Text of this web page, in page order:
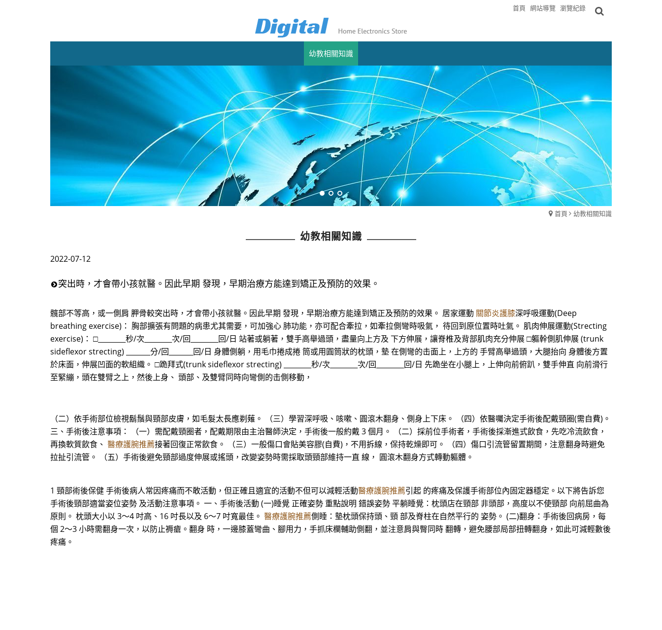
首頁 網站導覽 瀏覽紀錄
幼教相關知識
首頁 幼教相關知識
幼教相關知識
2022-07-12
突出時，才會帶小孩就醫。因此早期 發現，早期治療方能達到矯正及預防的效果。
髖部不等高，或一側肩 胛骨較突出時，才會帶小孩就醫。因此早期 發現，早期治療方能達到矯正及預防的效果。 居家運動 關節炎護膝深呼吸運動(Deep
breathing exercise)： 胸部擴張有問題的病患尤其需要，可加強心 肺功能，亦可配合牽拉，如牽拉側彎時吸氣， 待回到原位置時吐氣。 肌肉伸展運動(Strecting
exercise)： □________秒/次________次/回________回/日 站著或躺著，雙手高舉過頭，盡量向上方及 下方伸展，讓脊椎及背部肌肉充分伸展 □軀幹側肌伸展 (trunk
sideflexor strecting) _______分/回_______回/日 身體側躺，用毛巾捲成捲 筒或用圓筒狀的枕頭，墊 在側彎的击面上，上方的 手臂高舉過頭，大腿抬向 身體後方置
於床面，伸展凹面的軟組織。 □跪拜式(trunk sideflexor strecting) ________秒/次________次/回________回/日 先跪坐在小腿上，上伸向前俯趴，雙手伸直 向前滑行
至緊繃，頭在雙臂之上，然後上身、 頭部、及雙臂同時向彎側的击側移動，
（二）依手術部位檢視鬍鬚與頸部皮膚，如毛髮太長應剃薙。 （三）學習深呼吸、咳嗽、圓滾木翻身、側身上下床。 （四）依醫囑決定手術後配戴頸圈(需自費)。
三、手術後注意事項： （一）需配戴頸圈者，配戴期限由主治醫師決定，手術後一般約戴 3 個月。 （二）採前位手術者，手術後採漸進式飲食，先吃冷流飲食，
再換軟質飲食、 醫療護腕推薦接著回復正常飲食。 （三）一般傷口會貼美容膠(自費)，不用拆線，保持乾燥即可。 （四）傷口引流管留置期間，注意翻身時避免
拉扯引流管。 （五）手術後避免頸部過度伸展或搖頭，改變姿勢時需採取頭頸部維持一直 線， 圓滾木翻身方式轉動軀體。
1 頸部術後保健 手術後病人常因疼痛而不敢活動，但正確且適宜的活動不但可以減輕活動醫療護腕推薦引起 的疼痛及保護手術部位內固定器穩定。以下將告訴您
手術後頸部適當姿位姿勢 及活動注意事項。 一、手術後活動 (一)睡覺 正確姿勢 重點說明 錯誤姿勢 平躺睡覺：枕頭店在頸部 非頭部，高度以不使頸部 向前屈曲為
原則。 枕頭大小以 3～4 吋高、16 吋長以及 6～7 吋寬最佳。 醫療護腕推薦側睡：墊枕頭保持頭、頸 部及脊柱在自然平行的 姿勢。 (二)翻身：手術後回病房，每
個 2～3 小時需翻身一次，以防止褥瘡。翻身 時，一邊膝蓋彎曲、腳用力，手抓床欄輔助側翻，並注意肩與臀同時 翻轉，避免腰部局部扭轉翻身，如此可減輕數後
疼痛。